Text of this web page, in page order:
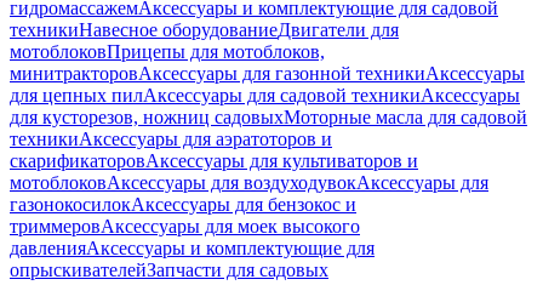
гидромассажемАксессуары и комплектующие для садовой
техникиНавесное оборудованиеДвигатели для
мотоблоковПрицепы для мотоблоков,
минитракторовАксессуары для газонной техникиАксессуары
для цепных пилАксессуары для садовой техникиАксессуары
для кусторезов, ножниц садовыхМоторные масла для садовой
техникиАксессуары для аэратоторов и
скарификаторовАксессуары для культиваторов и
мотоблоковАксессуары для воздуходувокАксессуары для
газонокосилокАксессуары для бензокос и
триммеровАксессуары для моек высокого
давленияАксессуары и комплектующие для
опрыскивателейЗапчасти для садовых